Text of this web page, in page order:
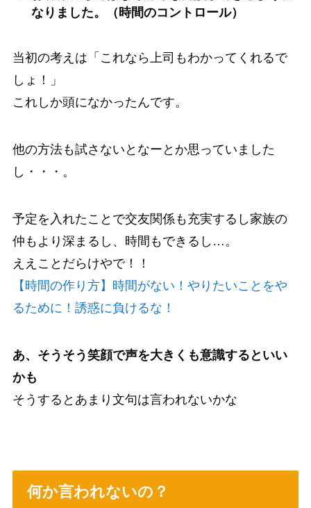
なりました。（時間のコントロール）
当初の考えは「これなら上司もわかってくれるで
しょ！」
これしか頭になかったんです。
他の方法も試さないとなーとか思っていました
し・・・。
予定を入れたことで交友関係も充実するし家族の
仲もより深まるし、時間もできるし…。
ええことだらけやで！！
【時間の作り方】時間がない！やりたいことをや
るために！誘惑に負けるな！
あ、そうそう笑顔で声を大きくも意識するといい
かも
そうするとあまり文句は言われないかな
何か言われないの？